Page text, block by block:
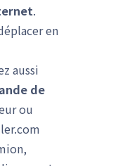
.
en
aussi
de
ou